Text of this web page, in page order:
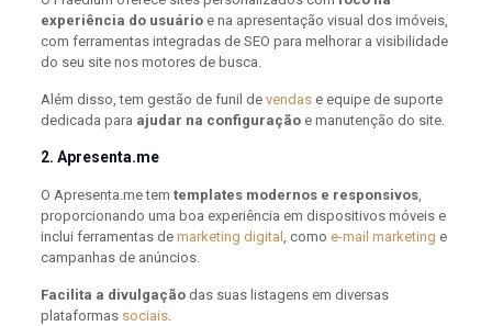
experiência do usuárioe na apresentação visual dos imóveis,
com ferramentas integradas de SEO para melhorar a visibilidade
do seu site nos motores de busca.
Além disso, tem gestão de funil devendase equipe de suporte
dedicada para ajudar na configuraçãoe manutenção do site.
2. Apresenta.me
O Apresenta.me tem templates modernos e responsivos,
proporcionando uma boa experiência em dispositivos móveis e
inclui ferramentas demarketing digital , como e-mail marketing e
campanhas de anúncios.
Facilita a divulgaçãodas suas listagens em diversas
plataformassociais.